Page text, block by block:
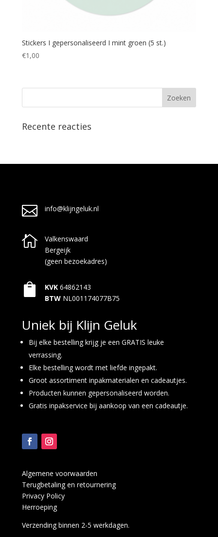
Stickers I gepersonaliseerd I mint groen (5 st.)
€1,00
Recente reacties
 info@klijngeluk.nl

Valkenswaard
Bergeijk
(geen bezoekadres)
 KVK 64862143
BTW NL001174077B75
Uniek bij Klijn Geluk
Bij elke bestelling krijg je een GRATIS leuke
verrassing.
Elke bestelling wordt met liefde ingepakt.
Groot assortiment inpakmaterialen en cadeautjes.
Producten kunnen gepersonaliseerd worden.
Gratis inpakservice bij aankoop van een cadeautje.
Algemene voorwaarden
Terugbetaling en retournering
Privacy Policy
Herroeping
Verzending binnen 2-5 werkdagen.